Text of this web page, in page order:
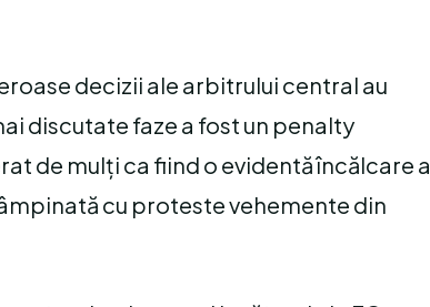
decizii ale arbitrului central au
discutate faze a fost un penalty
de mulți ca fiind o evidentă încălcare a
cu proteste vehemente din